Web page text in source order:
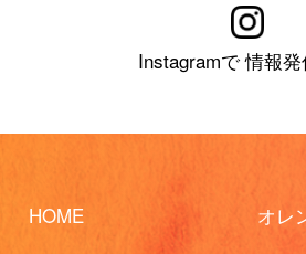
Instagramで 情報発
HOME オレ